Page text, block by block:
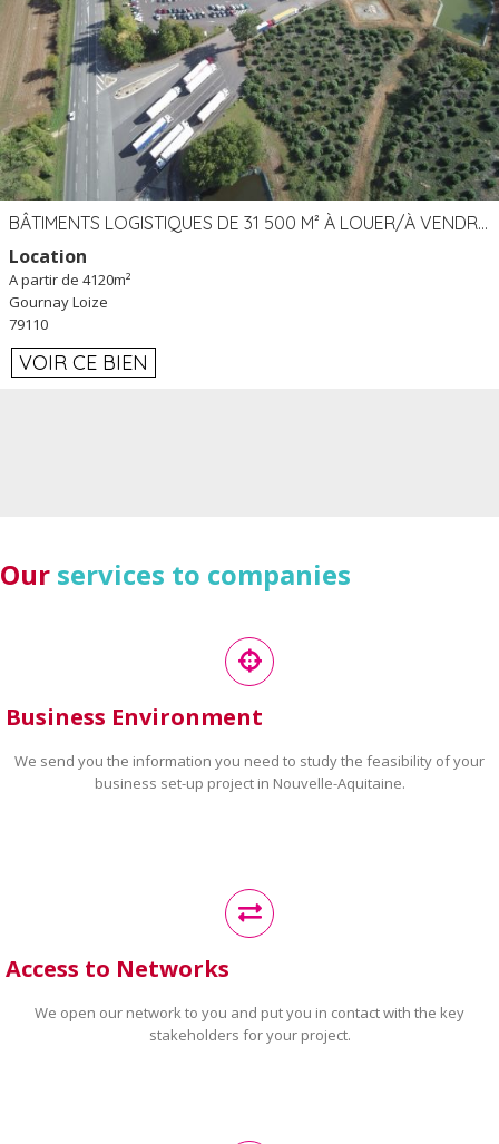
BÂTIMENTS LOGISTIQUES DE 31 500 M² À LOUER/À VENDRE SUR UN SITE DE 17 HA (79)
Location
A partir de 4120m²
Gournay Loize
79110
VOIR CE BIEN
Our services to companies
Business Environment
We send you the information you need to study the feasibility of your
business set-up project in Nouvelle-Aquitaine.
Access to Networks
We open our network to you and put you in contact with the key
stakeholders for your project.